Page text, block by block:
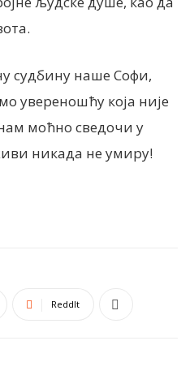
судбину наше Софи,
увереношћу која није
моћно сведочи у
никада не умиру!
ReddIt